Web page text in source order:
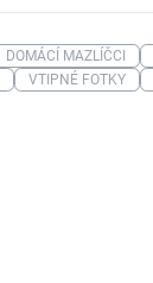
DOMÁCÍ MAZLÍČCI
VTIPNÉ FOTKY